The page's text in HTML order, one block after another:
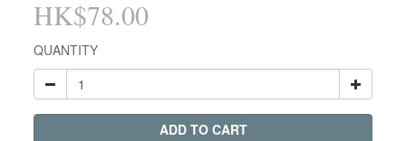
HK$78.00
QUANTITY
ADD TO CART